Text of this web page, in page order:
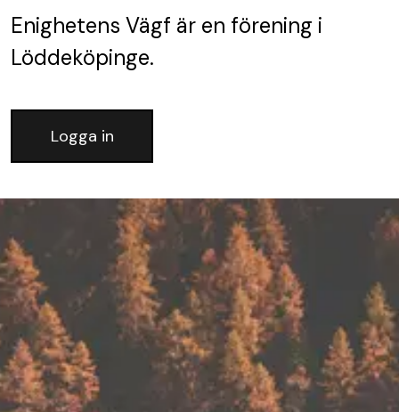
Enighetens Vägf är en förening i
Löddeköpinge.
Logga in